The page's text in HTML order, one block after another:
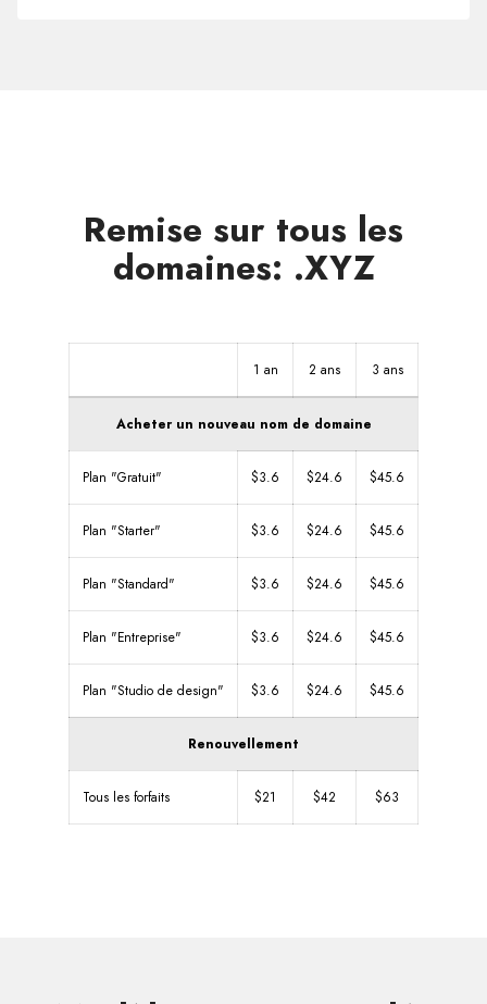
Remise sur tous les
domaines: .XYZ
1 an 2 ans 3 ans
Acheter un nouveau nom de domaine
Plan "Gratuit" $3.6 $24.6 $45.6
Plan "Starter" $3.6 $24.6 $45.6
Plan "Standard" $3.6 $24.6 $45.6
Plan "Entreprise" $3.6 $24.6 $45.6
Plan "Studio de design" $3.6 $24.6 $45.6
Renouvellement
Tous les forfaits $21 $42 $63